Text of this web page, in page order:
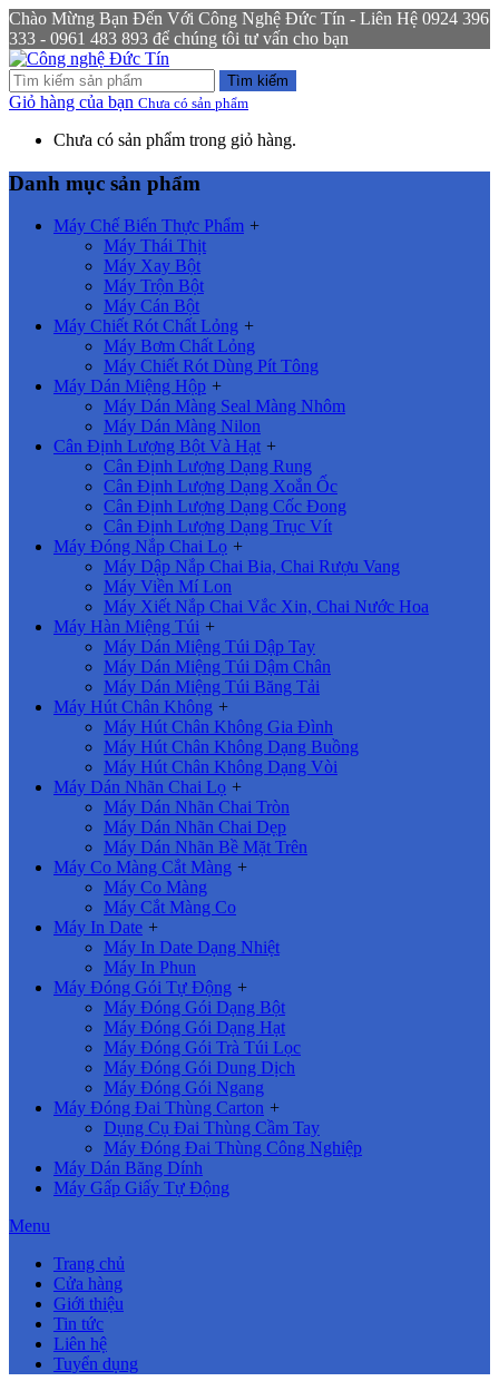
Chào Mừng Bạn Đến Với Công Nghệ Đức Tín - Liên Hệ 0924 396
333 - 0961 483 893 để chúng tôi tư vấn cho bạn
Tìm kiếm
Giỏ hàng của bạn Chưa có sản phẩm
Chưa có sản phẩm trong giỏ hàng.
Danh mục sản phẩm
Máy Chế Biến Thực Phẩm +
Máy Thái Thịt
Máy Xay Bột
Máy Trộn Bột
Máy Cán Bột
Máy Chiết Rót Chất Lỏng +
Máy Bơm Chất Lỏng
Máy Chiết Rót Dùng Pít Tông
Máy Dán Miệng Hộp +
Máy Dán Màng Seal Màng Nhôm
Máy Dán Màng Nilon
Cân Định Lượng Bột Và Hạt +
Cân Định Lượng Dạng Rung
Cân Định Lượng Dạng Xoắn Ốc
Cân Định Lượng Dạng Cốc Đong
Cân Định Lượng Dạng Trục Vít
Máy Đóng Nắp Chai Lọ +
Máy Dập Nắp Chai Bia, Chai Rượu Vang
Máy Viền Mí Lon
Máy Xiết Nắp Chai Vắc Xin, Chai Nước Hoa
Máy Hàn Miệng Túi +
Máy Dán Miệng Túi Dập Tay
Máy Dán Miệng Túi Dậm Chân
Máy Dán Miệng Túi Băng Tải
Máy Hút Chân Không +
Máy Hút Chân Không Gia Đình
Máy Hút Chân Không Dạng Buồng
Máy Hút Chân Không Dạng Vòi
Máy Dán Nhãn Chai Lọ +
Máy Dán Nhãn Chai Tròn
Máy Dán Nhãn Chai Dẹp
Máy Dán Nhãn Bề Mặt Trên
Máy Co Màng Cắt Màng +
Máy Co Màng
Máy Cắt Màng Co
Máy In Date +
Máy In Date Dạng Nhiệt
Máy In Phun
Máy Đóng Gói Tự Động +
Máy Đóng Gói Dạng Bột
Máy Đóng Gói Dạng Hạt
Máy Đóng Gói Trà Túi Lọc
Máy Đóng Gói Dung Dịch
Máy Đóng Gói Ngang
Máy Đóng Đai Thùng Carton +
Dụng Cụ Đai Thùng Cầm Tay
Máy Đóng Đai Thùng Công Nghiệp
Máy Dán Băng Dính
Máy Gấp Giấy Tự Động
Menu
Trang chủ
Cửa hàng
Giới thiệu
Tin tức
Liên hệ
Tuyển dụng